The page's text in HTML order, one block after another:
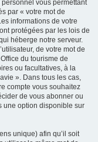
vous permettant
par « votre mot de
informations de votre
protégées par les lois de
héberge notre serveur.
de votre mot de
du tourisme de
ou facultatives, à la
». Dans tous les cas,
compte vous souhaitez
de vous abonner ou
une option disponible sur
unique) afin qu’il soit